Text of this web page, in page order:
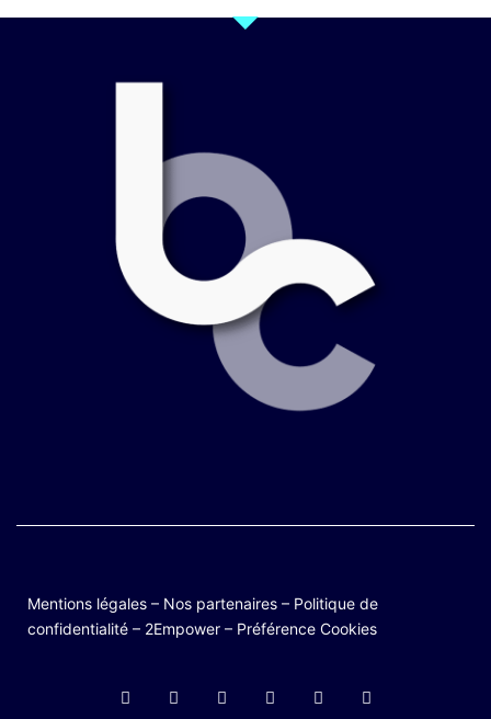
Mentions légales – Nos partenaires – Politique de
confidentialité – 2Empower – Préférence Cookies